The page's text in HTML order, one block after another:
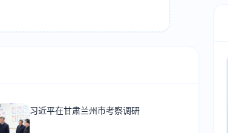
习近平在甘肃兰州市考察调研